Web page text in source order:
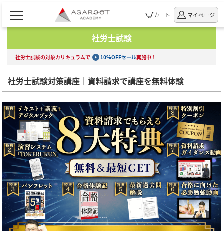
カート マイページ
社労士試験
社労士試験の対象カリキュラムで 10%OFFセール実施中！
社労士試験対策講座｜資料請求で講座を無料体験